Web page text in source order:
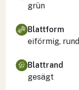
grün
Blattform
eiförmig, rund
Blattrand
gesägt